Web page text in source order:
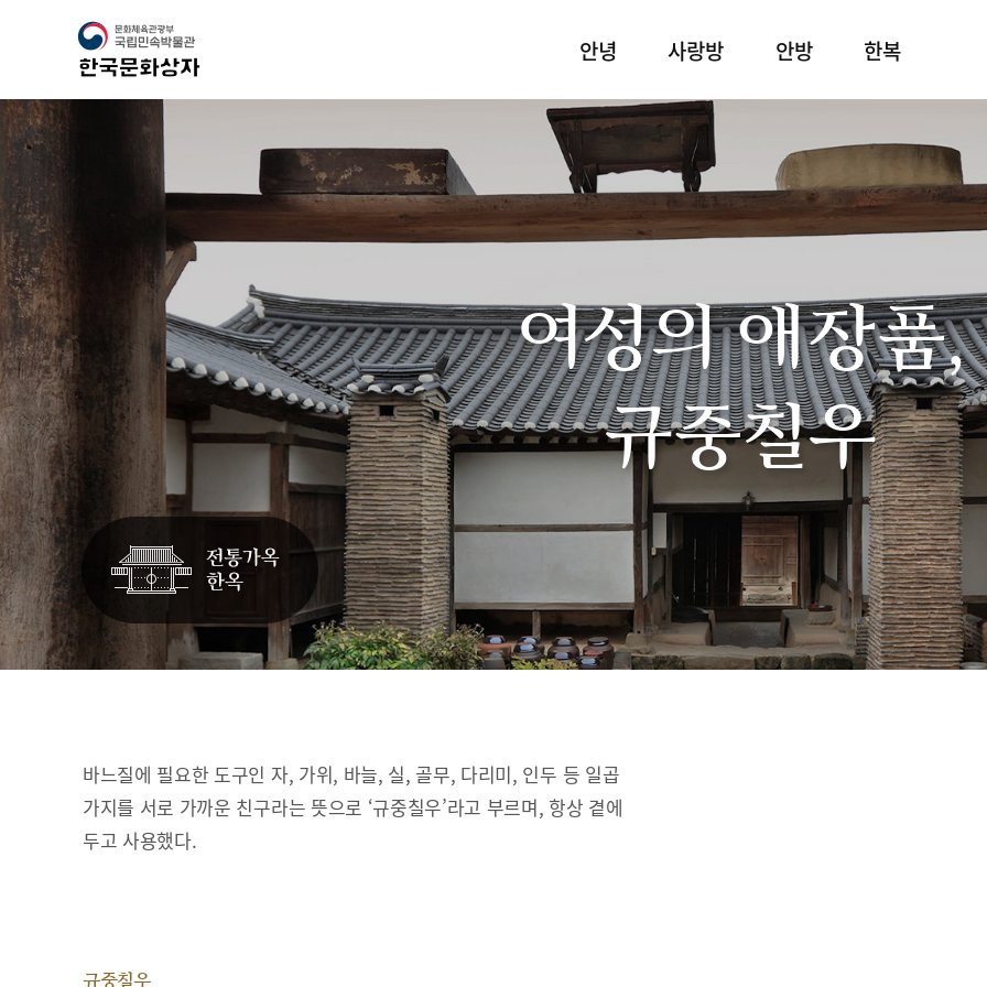
안녕 사랑방 안방 한복
여성의 애장품,
규중칠우
바느질에 필요한 도구인 자, 가위, 바늘, 실, 골무, 다리미, 인두 등 일곱
가지를 서로 가까운 친구라는 뜻으로 ‘규중칠우’라고 부르며, 항상 곁에
두고 사용했다.
규중칠우